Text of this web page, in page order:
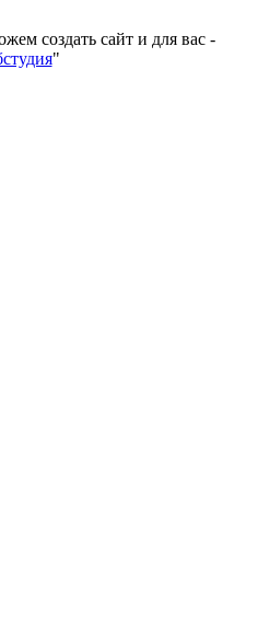
создать сайт и для вас -
"